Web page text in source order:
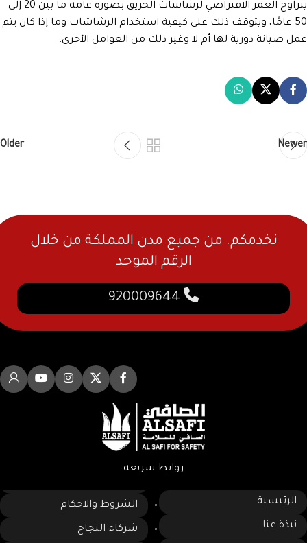
يتراوح العمر الافتراضي لرشاشات الحريق بصورة عامة ما بين 20 إلى
50 عامًا، ويتوقف ذلك على كيفية استخدام الرشاشات وما إذا كان يتم
عمل صيانة دورية لها أم لا وغير ذلك من العوامل الأخرى.
Newer
Older
نخدمكم. من جميع مدن المملكة من خلال
الرقم الموحد
روابط سريعه
الرئيسية
نبذة عنا
الشروط والاحكام
شركاء النجاح